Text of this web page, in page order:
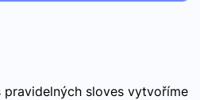
sloves vytvoříme